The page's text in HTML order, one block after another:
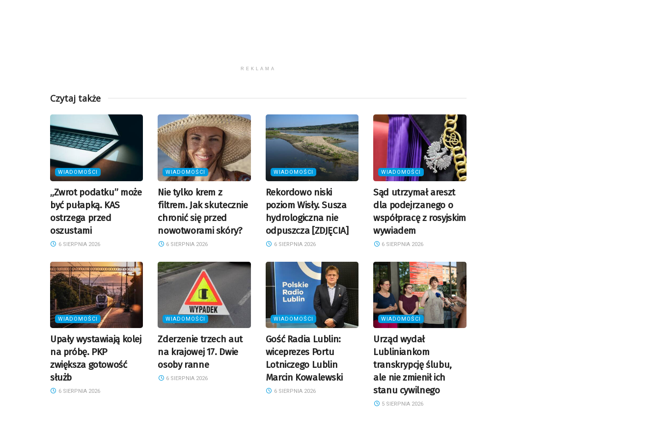
REKLAMA
Czytaj także
WIADOMOŚCI
„Zwrot podatku” może
być pułapką. KAS
ostrzega przed
oszustami
6 SIERPNIA 2026
WIADOMOŚCI
Nie tylko krem z
filtrem. Jak skutecznie
chronić się przed
nowotworami skóry?
6 SIERPNIA 2026
WIADOMOŚCI
Rekordowo niski
poziom Wisły. Susza
hydrologiczna nie
odpuszcza [ZDJĘCIA]
6 SIERPNIA 2026
WIADOMOŚCI
Sąd utrzymał areszt
dla podejrzanego o
współpracę z rosyjskim
wywiadem
6 SIERPNIA 2026
WIADOMOŚCI
Upały wystawiają kolej
na próbę. PKP
zwiększa gotowość
służb
6 SIERPNIA 2026
WIADOMOŚCI
Zderzenie trzech aut
na krajowej 17. Dwie
osoby ranne
6 SIERPNIA 2026
WIADOMOŚCI
Gość Radia Lublin:
wiceprezes Portu
Lotniczego Lublin
Marcin Kowalewski
6 SIERPNIA 2026
WIADOMOŚCI
Urząd wydał
Lubliniankom
transkrypcję ślubu,
ale nie zmienił ich
stanu cywilnego
5 SIERPNIA 2026